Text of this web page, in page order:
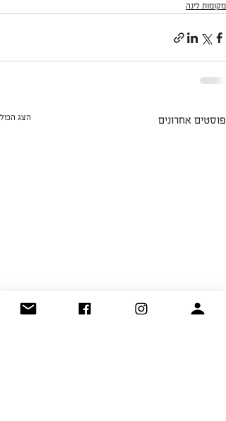
מקומות לינה
פוסטים אחרונים הצג הכול